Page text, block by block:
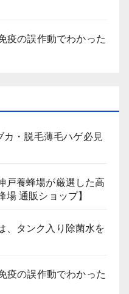
疫の誤作動でわかった
・脱毛薄毛ハゲ必見
戸養蜂場が厳選した高
通販ショップ】
、タンク入り除菌水を
疫の誤作動でわかった